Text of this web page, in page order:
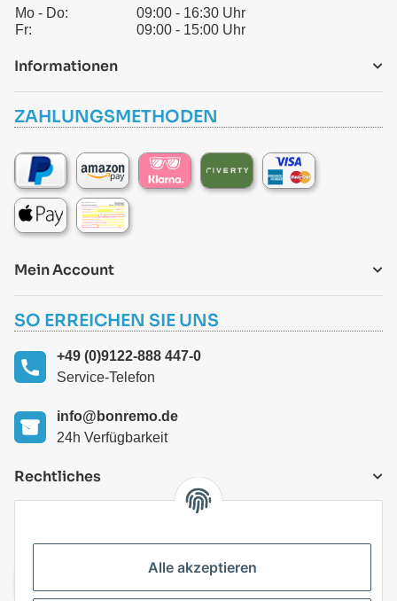
Mo - Do:
09:00 - 16:30 Uhr
Fr:
09:00 - 15:00 Uhr
Informationen
ZAHLUNGSMETHODEN
Mein Account
SO ERREICHEN SIE UNS
+49 (0)9122-888 447-0
Service-Telefon
info@bonremo.de
24h Verfügbarkeit
Rechtliches
Alle akzeptieren